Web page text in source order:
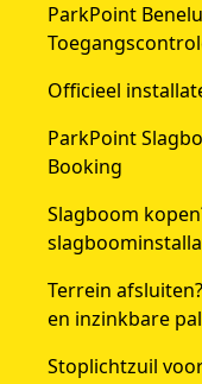
ParkPoint
Officieel
ParkPoint
Booking
Slagboom
Terrein
en inzinkbare
Stoplichtzuil